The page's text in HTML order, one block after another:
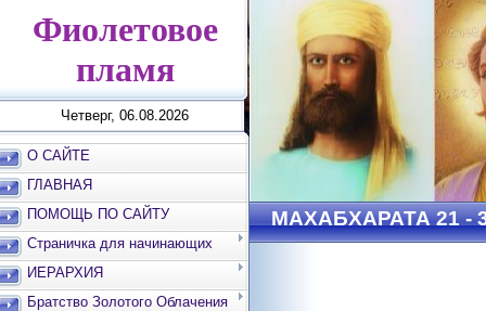
Фиолетовое
пламя
Четверг, 06.08.2026
О САЙТЕ
ГЛАВНАЯ
ПОМОЩЬ ПО САЙТУ
Страничка для начинающих
ИЕРАРХИЯ
Братство Золотого Облачения
МАХАБХАРАТА 21 -